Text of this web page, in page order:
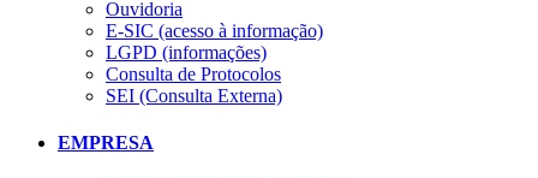
Ouvidoria
E-SIC (acesso à informação)
LGPD (informações)
Consulta de Protocolos
SEI (Consulta Externa)
EMPRESA